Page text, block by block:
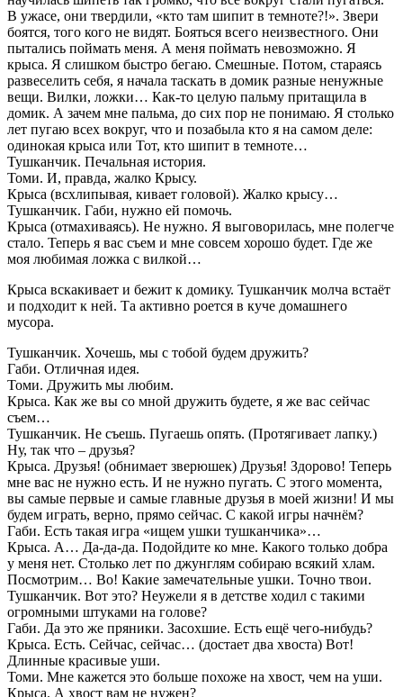
В ужасе, они твердили, «кто там шипит в темноте?!». Звери
боятся, того кого не видят. Бояться всего неизвестного. Они
пытались поймать меня. А меня поймать невозможно. Я
крыса. Я слишком быстро бегаю. Смешные. Потом, стараясь
развеселить себя, я начала таскать в домик разные ненужные
вещи. Вилки, ложки… Как-то целую пальму притащила в
домик. А зачем мне пальма, до сих пор не понимаю. Я столько
лет пугаю всех вокруг, что и позабыла кто я на самом деле:
одинокая крыса или Тот, кто шипит в темноте…
Тушканчик. Печальная история.
Томи. И, правда, жалко Крысу.
Крыса (всхлипывая, кивает головой). Жалко крысу…
Тушканчик. Габи, нужно ей помочь.
Крыса (отмахиваясь). Не нужно. Я выговорилась, мне полегче
стало. Теперь я вас съем и мне совсем хорошо будет. Где же
моя любимая ложка с вилкой…
Крыса вскакивает и бежит к домику. Тушканчик молча встаёт
и подходит к ней. Та активно роется в куче домашнего
мусора.
Тушканчик. Хочешь, мы с тобой будем дружить?
Габи. Отличная идея.
Томи. Дружить мы любим.
Крыса. Как же вы со мной дружить будете, я же вас сейчас
съем…
Тушканчик. Не съешь. Пугаешь опять. (Протягивает лапку.)
Ну, так что – друзья?
Крыса. Друзья! (обнимает зверюшек) Друзья! Здорово! Теперь
мне вас не нужно есть. И не нужно пугать. С этого момента,
вы самые первые и самые главные друзья в моей жизни! И мы
будем играть, верно, прямо сейчас. С какой игры начнём?
Габи. Есть такая игра «ищем ушки тушканчика»…
Крыса. А… Да-да-да. Подойдите ко мне. Какого только добра
у меня нет. Столько лет по джунглям собираю всякий хлам.
Посмотрим… Во! Какие замечательные ушки. Точно твои.
Тушканчик. Вот это? Неужели я в детстве ходил с такими
огромными штуками на голове?
Габи. Да это же пряники. Засохшие. Есть ещё чего-нибудь?
Крыса. Есть. Сейчас, сейчас… (достает два хвоста) Вот!
Длинные красивые уши.
Томи. Мне кажется это больше похоже на хвост, чем на уши.
Крыса. А хвост вам не нужен?